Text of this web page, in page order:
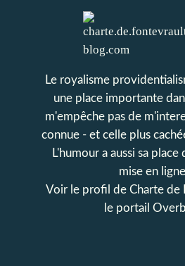
Le royalisme
une place importante
m'empêche pas de
connue - et celle plus
L'humour a aussi sa place
mise en
Voir le profil de Charte de
le portail